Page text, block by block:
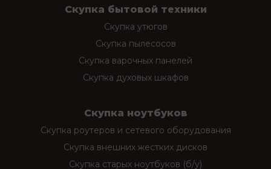
Скупка бытовой техники
Скупка утюгов
Скупка пылесосов
Скупка варочных панелей
Скупка духовых шкафов
Скупка ноутбуков
Скупка роутеров и сетевого оборудования
Скупка внешних жестких дисков
Скупка старых ноутбуков (б/у)